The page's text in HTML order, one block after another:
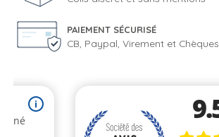
PAIEMENT SÉCURISÉ
CB, Paypal, Virement et Chèques